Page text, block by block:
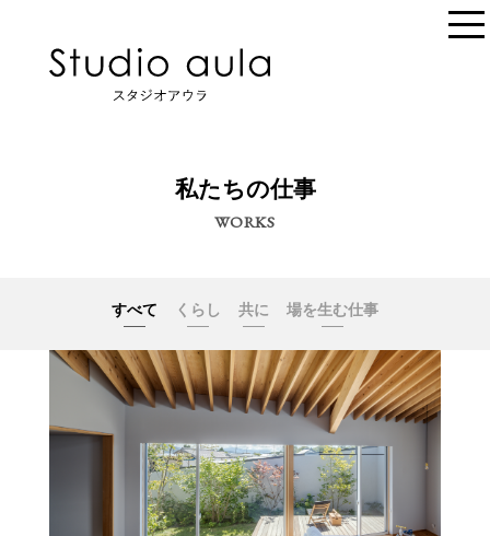
私たちの仕事
WORKS
すべて くらし 共に 場を生む仕事